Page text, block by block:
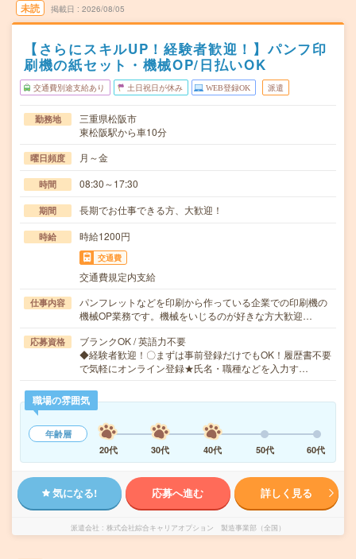
未読 掲載日 2026/08/05
【さらにスキルUP！経験者歓迎！】パンフ印
刷機の紙セット・機械OP/日払いOK
交通費別途支給あり 土日祝日が休み WEB登録OK 派遣
勤務地
三重県松阪市
東松阪駅から車10分
曜日頻度 月～金
時間 08:30～17:30
期間 長期でお仕事できる方、大歓迎！
時給 時給1200円
交通費
交通費規定内支給
仕事内容
パンフレットなどを印刷から作っている企業での印刷機の
機械OP業務です。機械をいじるのが好きな方大歓迎…
応募資格
ブランクOK / 英語力不要
◆経験者歓迎！〇まずは事前登録だけでもOK！履歴書不要
で気軽にオンライン登録★氏名・職種などを入力す…
職場の雰囲気
年齢層
20代
30代 40代 50代 60代
気になる! 応募へ進む 詳しく見る
派遣会社 株式会社綜合キャリアオプション 製造事業部（全国）